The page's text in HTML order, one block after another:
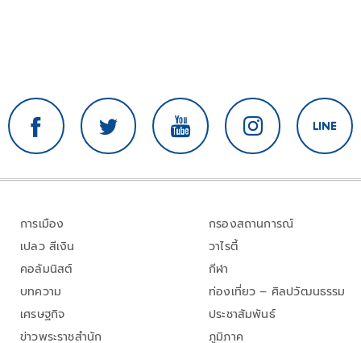
การเมือง
เปลว สีเงิน
คอลัมนิสต์
บทความ
เศรษฐกิจ
ข่าวพระราชสำนัก
กรองสถานการณ์
วาไรตี้
กีฬา
ท่องเที่ยว – ศิลปวัฒนธรรม
ประชาสัมพันธ์
ภูมิภาค